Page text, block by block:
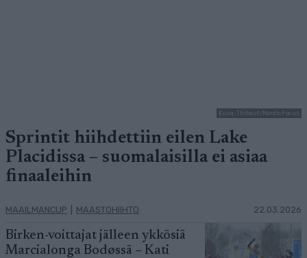
Kuva: Thibaut/NordicFocus
Sprintit hiihdettiin eilen Lake
Placidissa – suomalaisilla ei asiaa
finaaleihin
MAAILMANCUP MAASTOHIIHTO 22.03.2026
Birken-voittajat jälleen ykkösiä
Marcialonga Bodøssä – Kati